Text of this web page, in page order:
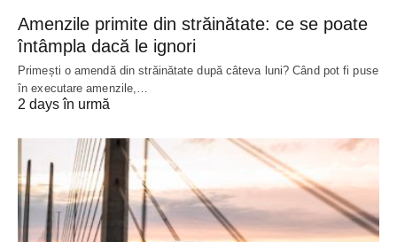
Amenzile primite din străinătate: ce se poate
întâmpla dacă le ignori
Primești o amendă din străinătate după câteva luni? Când pot fi puse
în executare amenzile,…
2 days în urmă